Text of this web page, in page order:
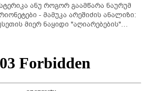
ანუ როგორ გაამწარა ნაურუმ
- მამუკა არეშიძის ანალიზი:
მიერ ნაყიდი "აღიარებების"